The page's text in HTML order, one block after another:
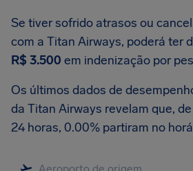
Se tiver sofrido atrasos ou
com a Titan Airways, poderá ter
R$ 3.500 em indenização por
Os últimos dados de
da Titan Airways revelam que,
24 horas, 0.00% partiram no